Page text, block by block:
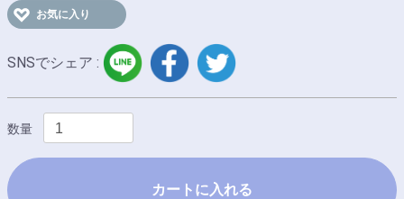
お気に入り
SNSでシェア :
LINE facebook
数量
カートに入れる